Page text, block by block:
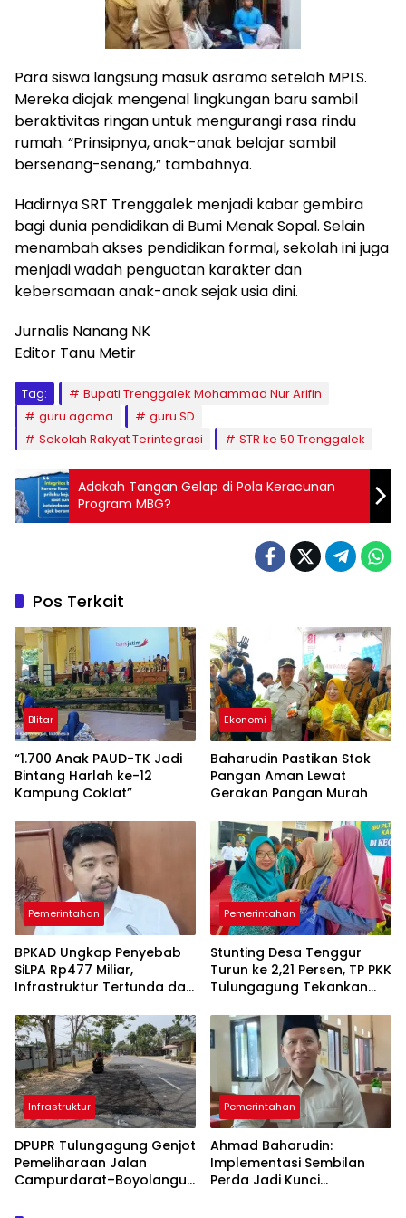
Para siswa langsung masuk asrama setelah MPLS.
Mereka diajak mengenal lingkungan baru sambil
beraktivitas ringan untuk mengurangi rasa rindu
rumah. “Prinsipnya, anak-anak belajar sambil
bersenang-senang,” tambahnya.
Hadirnya SRT Trenggalek menjadi kabar gembira
bagi dunia pendidikan di Bumi Menak Sopal. Selain
menambah akses pendidikan formal, sekolah ini juga
menjadi wadah penguatan karakter dan
kebersamaan anak-anak sejak usia dini.
Jurnalis Nanang NK
Editor Tanu Metir
Tag:
Bupati Trenggalek Mohammad Nur Arifin
guru agama
guru SD
Sekolah Rakyat Terintegrasi
STR ke 50 Trenggalek
Adakah Tangan Gelap di Pola Keracunan
Program MBG?
Pos Terkait
Blitar
“1.700 Anak PAUD-TK Jadi
Bintang Harlah ke-12
Kampung Coklat”
Ekonomi
Baharudin Pastikan Stok
Pangan Aman Lewat
Gerakan Pangan Murah
Pemerintahan
BPKAD Ungkap Penyebab
SiLPA Rp477 Miliar,
Infrastruktur Tertunda dan
Pemerintahan
Stunting Desa Tenggur
Turun ke 2,21 Persen, TP PKK
Tulungagung Tekankan
Berkelanjutan
Infrastruktur
DPUPR Tulungagung Genjot
Pemeliharaan Jalan
Campurdarat–Boyolangu,
Pemerintahan
Ahmad Baharudin:
Implementasi Sembilan
Perda Jadi Kunci